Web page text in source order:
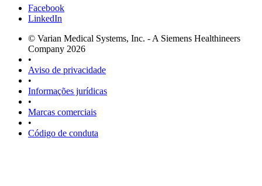
Facebook
LinkedIn
© Varian Medical Systems, Inc. - A Siemens Healthineers
Company 2026
•
Aviso de privacidade
•
Informações jurídicas
•
Marcas comerciais
•
Código de conduta